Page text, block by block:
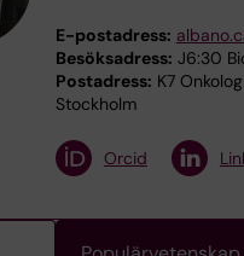
E-postadress:
Besöksadress: J6:30
Postadress: K7
Stockholm
Orcid